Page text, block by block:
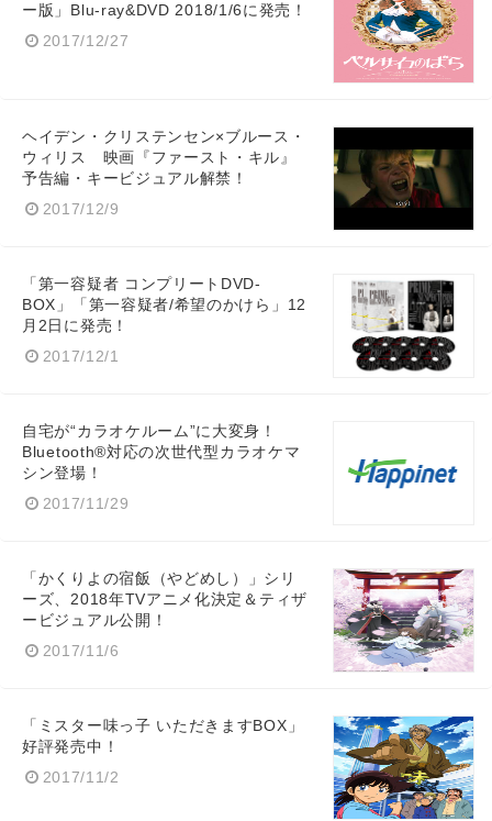
ー版」Blu-ray&DVD 2018/1/6に発売！
2017/12/27
ヘイデン・クリステンセン×ブルース・
ウィリス 映画『ファースト・キル』
予告編・キービジュアル解禁！
2017/12/9
「第一容疑者 コンプリートDVD-
BOX」「第一容疑者/希望のかけら」12
月2日に発売！
2017/12/1
自宅が“カラオケルーム”に大変身！
Bluetooth®対応の次世代型カラオケマ
シン登場！
2017/11/29
「かくりよの宿飯（やどめし）」シリ
ーズ、2018年TVアニメ化決定＆ティザ
ービジュアル公開！
2017/11/6
「ミスター味っ子 いただきますBOX」
好評発売中！
2017/11/2